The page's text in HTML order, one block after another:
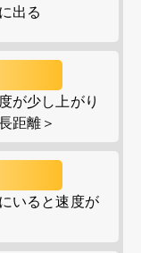
出る
が少し上がり
距離＞
いると速度が